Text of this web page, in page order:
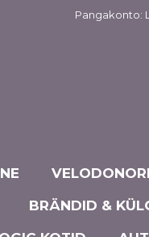
Pangakonto:
BRÄNDID &